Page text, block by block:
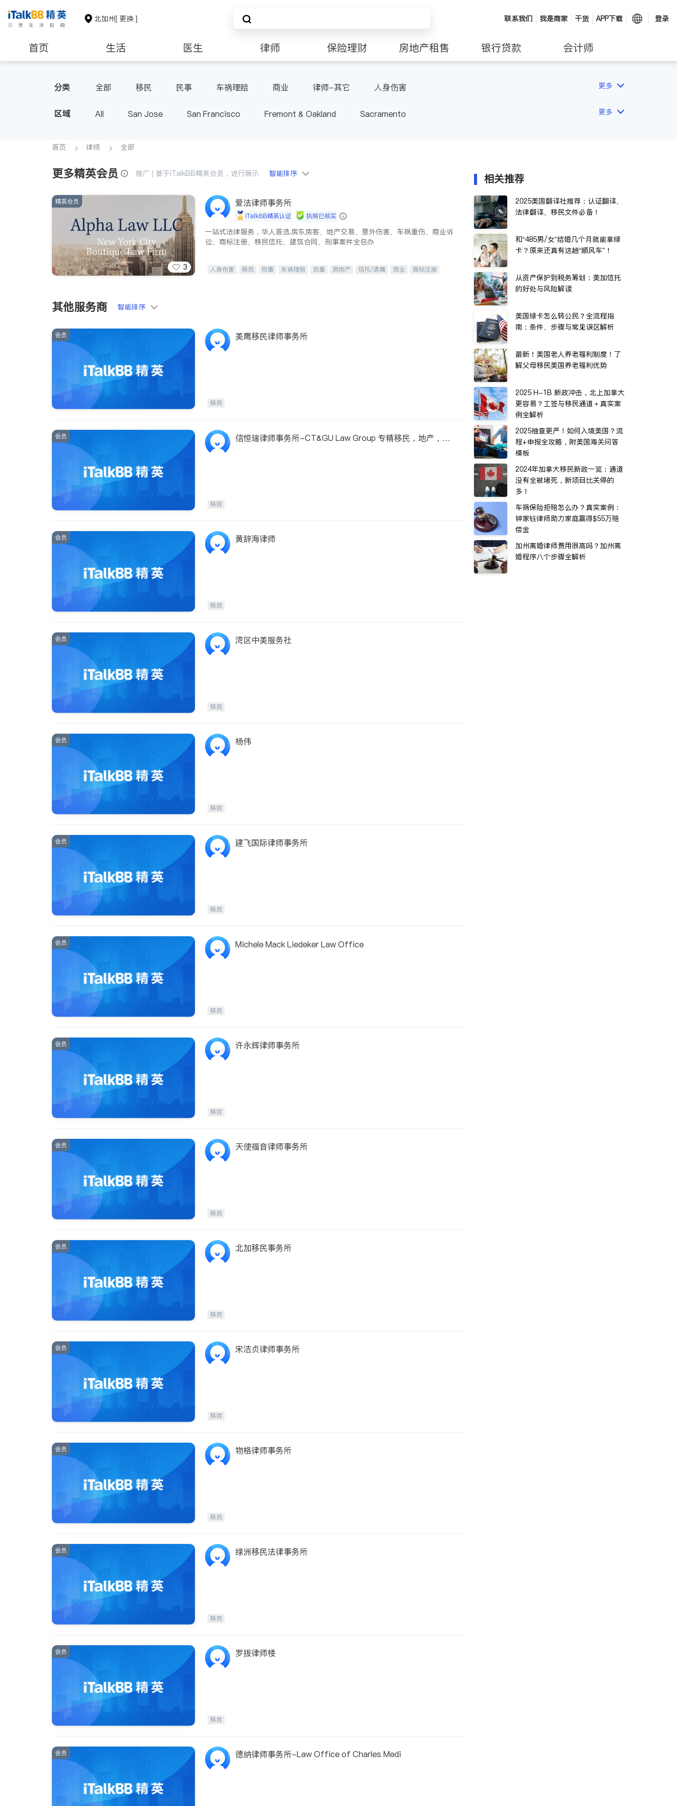
北加州[ 更换 ] 联系我们 我是商家 干货 APP下载 登录
首页 生活 医生 律师 保险理财 房地产租售 银行贷款 会计师
分类 全部 移民 民事 车祸理赔 商业 律师-其它 人身伤害 更多
区域 All San Jose San Francisco Fremont & Oakland Sacramento 更多
首页 律师 全部
更多精英会员 推广 | 基于iTalkBB精英会员，进行展示 智能排序
3
精英会员 爱法律师事务所
iTalkBB精英认证 执照已核实
一站式法律服务，华人首选.房东房客、地产交易、意外伤害、车祸重伤、商业诉
讼、商标注册、移民信托、建筑合同、刑事案件全包办
人身伤害 移民 刑事 车祸理赔 民事 房地产 信托/遗嘱 商业
商标注册
其他服务商 智能排序
会员 美鹰移民律师事务所
移民
会员
信恒瑞律师事务所-CT&GU Law Group 专精移民，地产，商
移民
会员 黄辞海律师
移民
会员 湾区中美服务社
移民
会员 杨伟
移民
会员 建飞国际律师事务所
移民
会员 Michele Mack Liedeker Law Office
移民
会员 许永辉律师事务所
移民
会员 天使福音律师事务所
移民
会员 北加移民事务所
移民
会员 宋洁贞律师事务所
移民
会员 物格律师事务所
移民
会员 绿洲移民法律事务所
移民
会员 罗拔律师楼
移民
会员 德纳律师事务所-Law Office of Charles Medi
相关推荐
2025美国翻译社推荐：认证翻译、
法律翻译、移民文件必备！
和“485男/女”结婚几个月就能拿绿
卡？原来还真有这趟“顺风车”！
从资产保护到税务筹划：美加信托
的好处与风险解读
美国绿卡怎么转公民？全流程指
南：条件、步骤与常见误区解析
最新！美国老人养老福利制度！了
解父母移民美国养老福利优势
2025 H-1B 新政冲击，北上加拿大
更容易？工签与移民通道＋真实案
例全解析
2025抽查更严！如何入境美国？流
程+申报全攻略，附美国海关问答
模板
2024年加拿大移民新政一览：通道
没有全被堵死，新项目比关停的
多！
车祸保险拒赔怎么办？真实案例：
钟家钰律师助力家庭赢得$55万赔
偿金
加州离婚律师费用很高吗？加州离
婚程序八个步骤全解析